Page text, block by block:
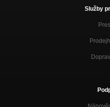
Služby